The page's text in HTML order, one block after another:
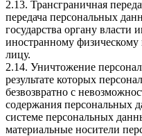
2.13. Трансграничная
передача персональных
государства органу власти
иностранному
лицу.
2.14. Уничтожение
результате которых
безвозвратно с
содержания персональных
системе персональных
материальные носители